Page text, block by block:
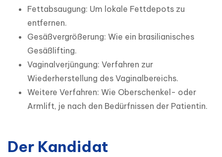
Fettabsaugung: Um lokale Fettdepots zu
entfernen.
Gesäßvergrößerung: Wie ein brasilianisches
Gesäßlifting.
Vaginalverjüngung: Verfahren zur
Wiederherstellung des Vaginalbereichs.
Weitere Verfahren: Wie Oberschenkel- oder
Armlift, je nach den Bedürfnissen der Patientin.
Der Kandidat